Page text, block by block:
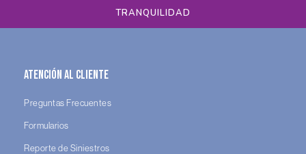
TRANQUILIDAD
Atención al Cliente
Preguntas Frecuentes
Formularios
Reporte de Siniestros